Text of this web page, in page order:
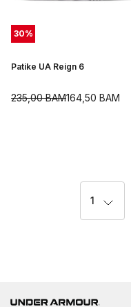
30%
Patike UA Reign 6
164,50 BAM
235,00BAM
1